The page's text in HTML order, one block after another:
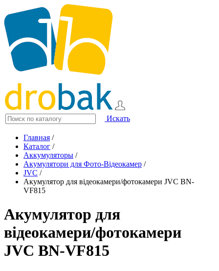
Искать
Главная /
Каталог /
Аккумуляторы /
Акумулятори для Фото-Відеокамер /
JVC /
Акумулятор для відеокамери/фотокамери JVC BN-
VF815
Акумулятор для
відеокамери/фотокамери
JVC BN-VF815